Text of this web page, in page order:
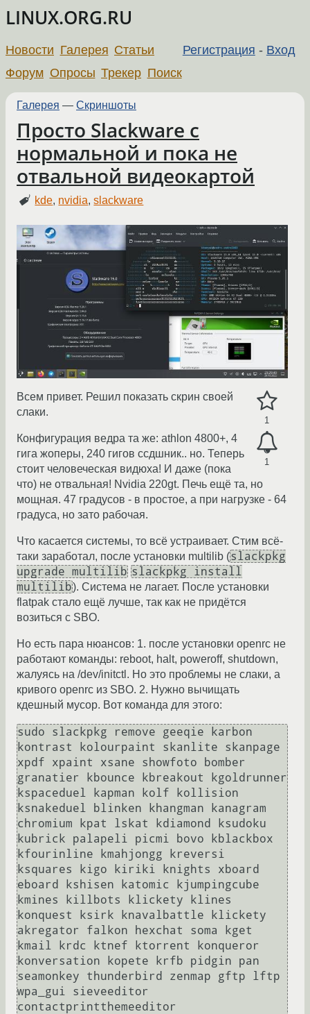
LINUX.ORG.RU
Регистрация - Вход
Новости Галерея Статьи
Форум Опросы Трекер Поиск
Галерея — Скриншоты
Просто Slackware с
нормальной и пока не
отвальной видеокартой
kde, nvidia,slackware
1
1
Всем привет. Решил показать скрин своей
слаки.
Конфигурация ведра та же: athlon 4800+, 4
гига жоперы, 240 гигов ссдшник.. но. Теперь
стоит человеческая видюха! И даже (пока
что) не отвальная! Nvidia 220gt. Печь ещё та, но
мощная. 47 градусов - в простое, а при нагрузке - 64
градуса, но зато рабочая.
Что касается системы, то всё устраивает. Стим всё-
таки заработал, после установки multilib (slackpkg
upgrade multilib slackpkg install
multilib). Система не лагает. После установки
flatpak стало ещё лучше, так как не придётся
возиться с SBO.
Но есть пара нюансов: 1. после установки openrc не
работают команды: reboot, halt, poweroff, shutdown,
жалуясь на /dev/initctl. Но это проблемы не слаки, а
кривого openrc из SBO. 2. Нужно вычищать
кдешный мусор. Вот команда для этого:
sudo slackpkg remove geeqie karbon
kontrast kolourpaint skanlite skanpage
xpdf xpaint xsane showfoto bomber
granatier kbounce kbreakout kgoldrunner
kspaceduel kapman kolf kollision
ksnakeduel blinken khangman kanagram
chromium kpat lskat kdiamond ksudoku
kubrick palapeli picmi bovo kblackbox
kfourinline kmahjongg kreversi
ksquares kigo kiriki knights xboard
eboard kshisen katomic kjumpingcube
kmines killbots klickety klines
konquest ksirk knavalbattle klickety
akregator falkon hexchat soma kget
kmail krdc ktnef ktorrent konqueror
konversation kopete krfb pidgin pan
seamonkey thunderbird zenmap gftp lftp
wpa_gui sieveeditor
contactprintthemeeditor